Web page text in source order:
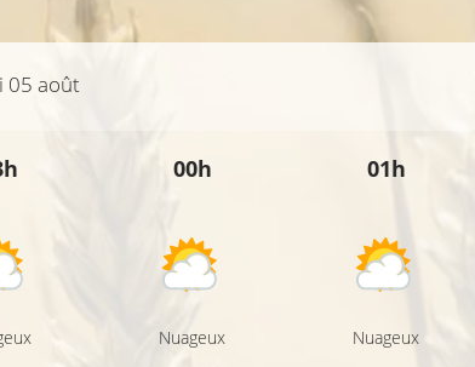
05 août
00h
Nuageux
01h
Nuageux